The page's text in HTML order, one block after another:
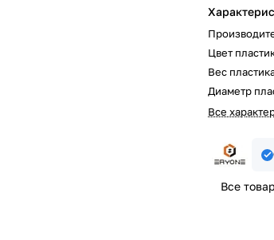
Цвет
Вес
Диаметр
Все
Все